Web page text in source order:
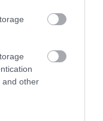
and other
Instagramon